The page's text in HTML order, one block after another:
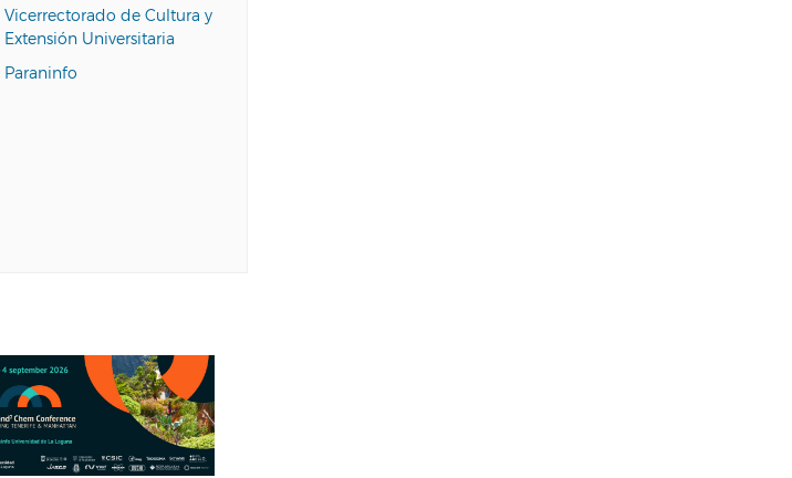
Vicerrectorado de Cultura y
Extensión Universitaria
Paraninfo